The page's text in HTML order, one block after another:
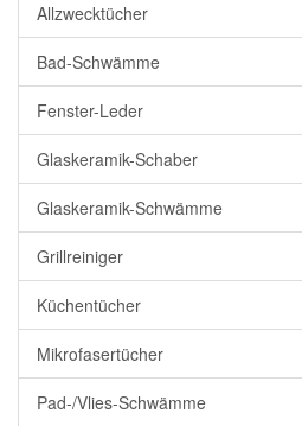
Allzwecktücher
Bad-Schwämme
Fenster-Leder
Glaskeramik-Schaber
Glaskeramik-Schwämme
Grillreiniger
Küchentücher
Mikrofasertücher
Pad-/Vlies-Schwämme